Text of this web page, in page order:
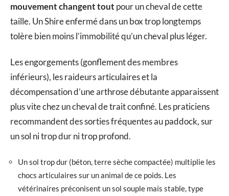
mouvement changent tout pour un cheval de cette
taille. Un Shire enfermé dans un box trop longtemps
tolère bien moins l’immobilité qu’un cheval plus léger.
Les engorgements (gonflement des membres
inférieurs), les raideurs articulaires et la
décompensation d’une arthrose débutante apparaissent
plus vite chez un cheval de trait confiné. Les praticiens
recommandent des sorties fréquentes au paddock, sur
un sol ni trop dur ni trop profond.
Un sol trop dur (béton, terre sèche compactée) multiplie les
chocs articulaires sur un animal de ce poids. Les
vétérinaires préconisent un sol souple mais stable, type